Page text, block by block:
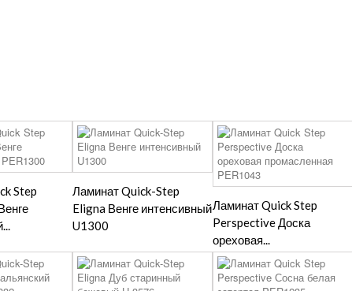
Step
Ламинат Quick-Step
Eligna Венге интенсивный
U1300
Ламинат Quick Step
Perspective Доска
ореховая...